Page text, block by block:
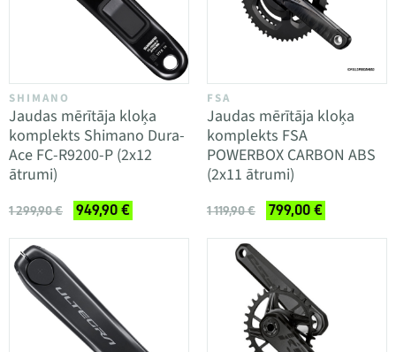
SHIMANO
Jaudas mērītāja kloķa
komplekts Shimano Dura-
Ace FC-R9200-P (2x12
ātrumi)
1 299,90 € 949,90 €
FSA
Jaudas mērītāja kloķa
komplekts FSA
POWERBOX CARBON ABS
(2x11 ātrumi)
1 119,90 € 799,00 €